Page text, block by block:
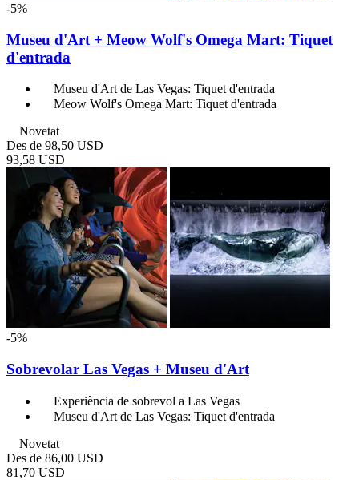
-5%
Museu d'Art + Meow Wolf's Omega Mart: Tiquet
d'entrada
Museu d'Art de Las Vegas: Tiquet d'entrada
Meow Wolf's Omega Mart: Tiquet d'entrada
Novetat
Des de 98,50 USD
93,58 USD
-5%
Sobrevolar Las Vegas + Museu d'Art
Experiència de sobrevol a Las Vegas
Museu d'Art de Las Vegas: Tiquet d'entrada
Novetat
Des de 86,00 USD
81,70 USD